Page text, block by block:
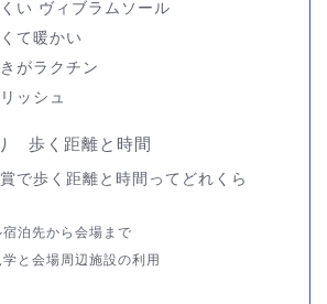
い ヴィブラムソール
て暖かい
がラクチン
ッシュ
歩く距離と時間
で歩く距離と時間ってどれくら
宿泊先から会場まで
学と会場周辺施設の利用